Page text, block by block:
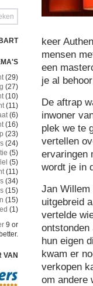
(29)
(27)
(10)
(11)
(6)
(16)
(23)
(24)
(5)
(5)
(11)
(34)
(15)
(15)
(1)
9 or
better.
VAN
keer
mensen
een
je al
De aftrap
inwoner
plek we te
vertellen
ervaringen
wordt je in
Jan Willem
uitgebreid
vertelde
ontstonden
hun eigen
kwam er
verkopen
om andere